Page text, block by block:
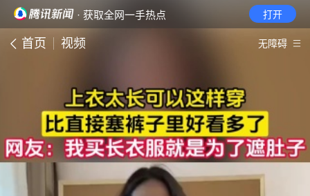
· 获取全网一手热点 打开
首页 视频 无障碍